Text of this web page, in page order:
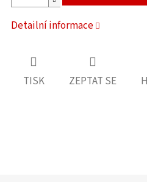
Detailní informace
TISK ZEPTAT SE